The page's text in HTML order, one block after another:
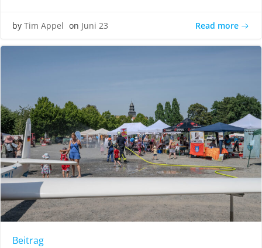
by Tim Appel on Juni 23 Read more
Beitrag